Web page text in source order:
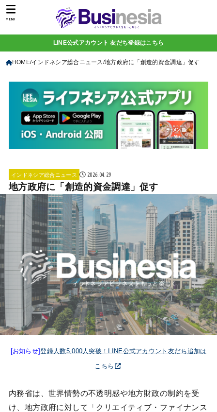
MENU
LINE公式アカウント 友だち登録はこちら
HOME インドネシア総合ニュース 地方政府に「創造的資金調達」促す
インドネシア総合ニュース 2026.04.29
地方政府に「創造的資金調達」促す
[お知らせ]登録人数5,000人突破！LINE公式アカウント友だち追加は
こちら
内務省は、世界情勢の不透明感や地方財政の制約を受
け、地方政府に対して「クリエイティブ・ファイナンス